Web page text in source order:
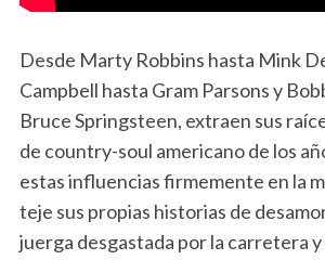
Desde Marty Robbins hasta Mink
Campbell hasta Gram Parsons y
Bruce Springsteen, extraen sus
de country-soul americano de los
estas influencias firmemente en la
teje sus propias historias de
juerga desgastada por la carretera y